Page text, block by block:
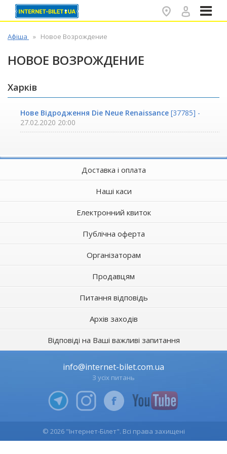
Афіша Новое Возрождение
НОВОЕ ВОЗРОЖДЕНИЕ
Харків
Нове Відродження Die Neue Renaissance [37785] -
27.02.2020 20:00
Доставка і оплата
Наші каси
Електронний квиток
Публічна оферта
Організаторам
Продавцям
Питання відповідь
Архів заходів
Відповіді на Ваші важливі запитання
info@internet-bilet.com.ua
З усіх питань
© 2026 "Інтернет-Білет". Всі права захищені